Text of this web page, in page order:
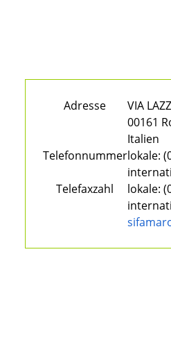
Adresse
VIA
00161
Italien
Telefonnummerlokale:
Telefaxzahl
lokale: